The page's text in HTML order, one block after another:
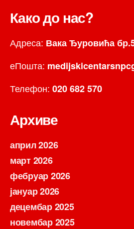
Како до нас?
Адреса: Вака Ђуровића
еПошта:
Телефон: 020 682 570
Архиве
април 2026
март 2026
фебруар 2026
јануар 2026
децембар 2025
новембар 2025